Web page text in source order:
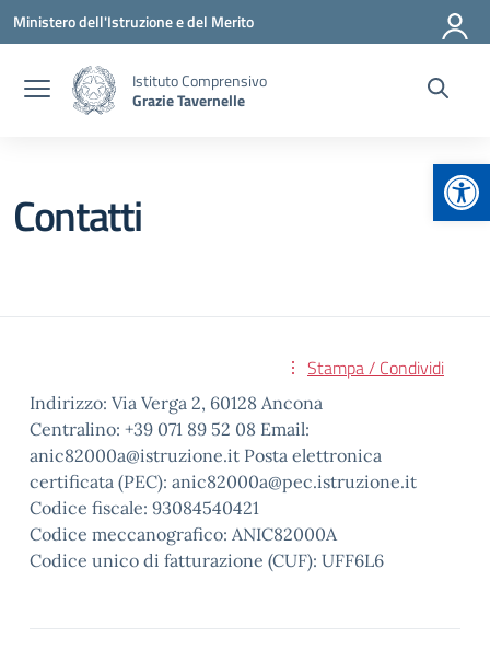
Vai ai contenuti
Vai al menu di navigazione
Vai al footer
Ministero dell'Istruzione e del Merito
Istituto Comprensivo
Grazie Tavernelle
Contatti
Stampa / Condividi
Indirizzo: Via Verga 2, 60128 Ancona
Centralino: +39 071 89 52 08 Email:
anic82000a@istruzione.it Posta elettronica
certificata (PEC): anic82000a@pec.istruzione.it
Codice fiscale: 93084540421
Codice meccanografico: ANIC82000A
Codice unico di fatturazione (CUF): UFF6L6